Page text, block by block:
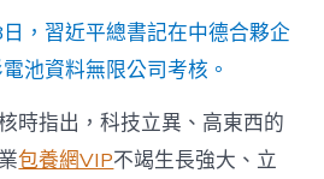
，習近平總書記在中德合夥企
池資料無限公司考核。
時指出，科技立異、高東西的
包養網VIP不竭生長強大、立